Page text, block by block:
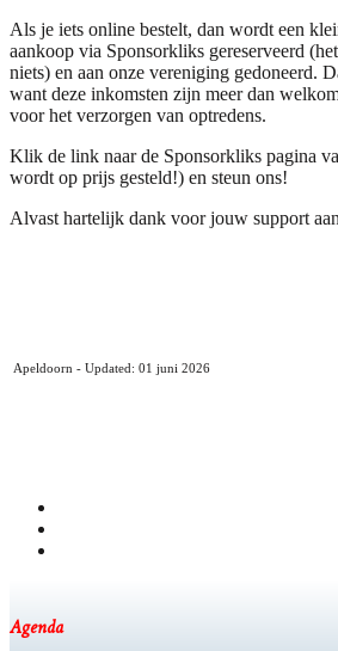
Als je iets online bestelt, dan wordt een
aankoop via Sponsorkliks gereserveerd
niets) en aan onze vereniging gedoneerd.
want deze inkomsten zijn meer dan
voor het verzorgen van optredens.
Klik de link naar de Sponsorkliks pagina
wordt op prijs gesteld!) en steun ons!
Alvast hartelijk dank voor jouw support
Apeldoorn - Updated: 01 juni 2026
Agenda